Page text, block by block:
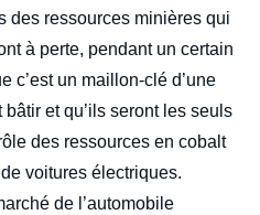
des ressources minières qui
à perte, pendant un certain
c’est un maillon-clé d’une
et qu’ils seront les seuls
des ressources en cobalt
voitures électriques.
de l’automobile